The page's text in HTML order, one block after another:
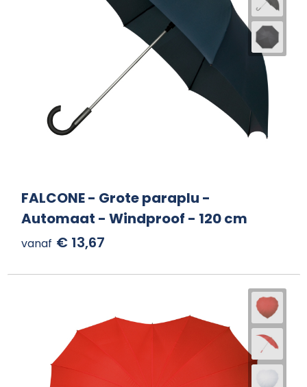
FALCONE - Grote paraplu -
Automaat - Windproof - 120 cm
vanaf € 13,67